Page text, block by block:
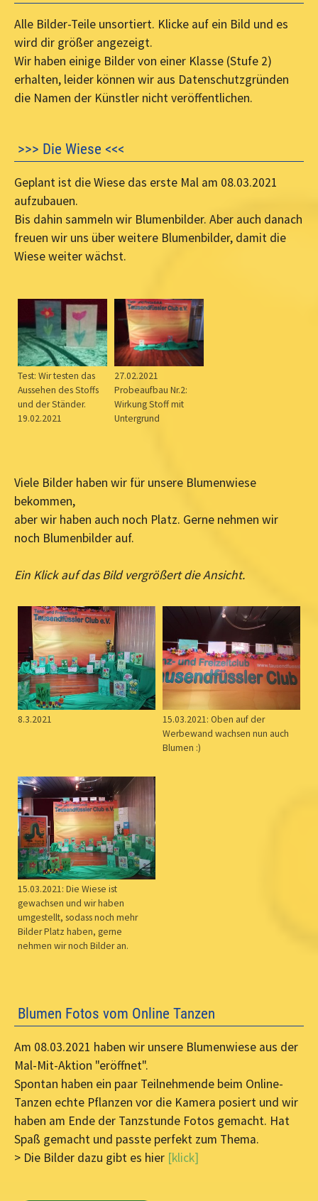
Alle Bilder-Teile unsortiert. Klicke auf ein Bild und es
wird dir größer angezeigt.
Wir haben einige Bilder von einer Klasse (Stufe 2)
erhalten, leider können wir aus Datenschutzgründen
die Namen der Künstler nicht veröffentlichen.
Test: Wir testen das
Aussehen des Stoffs
und der Ständer.
19.02.2021
27.02.2021
Probeaufbau Nr.2:
Wirkung Stoff mit
Untergrund
>>> Die Wiese <<<
Geplant ist die Wiese das erste Mal am 08.03.2021
aufzubauen.
Bis dahin sammeln wir Blumenbilder. Aber auch danach
freuen wir uns über weitere Blumenbilder, damit die
Wiese weiter wächst.
8.3.2021
15.03.2021: Oben auf der
Werbewand wachsen nun auch
Blumen :)
15.03.2021: Die Wiese ist
gewachsen und wir haben
umgestellt, sodass noch mehr
Bilder Platz haben, gerne
nehmen wir noch Bilder an.
Viele Bilder haben wir für unsere Blumenwiese
bekommen,
aber wir haben auch noch Platz. Gerne nehmen wir
noch Blumenbilder auf.
Ein Klick auf das Bild vergrößert die Ansicht.
Blumen Fotos vom Online Tanzen
Am 08.03.2021 haben wir unsere Blumenwiese aus der
Mal-Mit-Aktion "eröffnet".
Spontan haben ein paar Teilnehmende beim Online-
Tanzen echte Pflanzen vor die Kamera posiert und wir
haben am Ende der Tanzstunde Fotos gemacht. Hat
Spaß gemacht und passte perfekt zum Thema.
> Die Bilder dazu gibt es hier [klick]